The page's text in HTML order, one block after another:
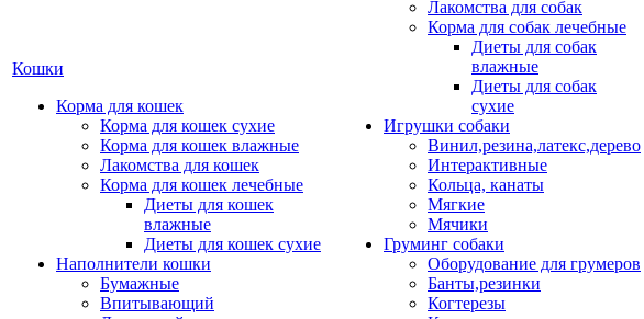
Кошки
Корма для кошек
Корма для кошек сухие
Корма для кошек влажные
Лакомства для кошек
Корма для кошек лечебные
Диеты для кошек
влажные
Диеты для кошек сухие
Наполнители кошки
Бумажные
Впитывающий
Лакомства для собак
Корма для собак лечебные
Диеты для собак
влажные
Диеты для собак
сухие
Игрушки собаки
Винил,резина,латекс,дерево
Интерактивные
Кольца, канаты
Мягкие
Мячики
Груминг собаки
Оборудование для грумеров
Банты,резинки
Когтерезы